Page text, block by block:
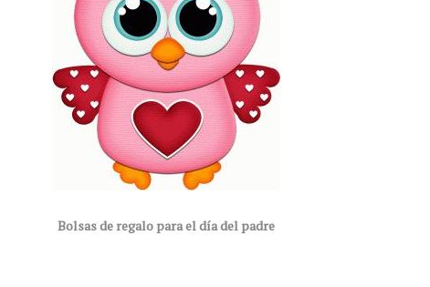
Bolsas de regalo para el día del padre